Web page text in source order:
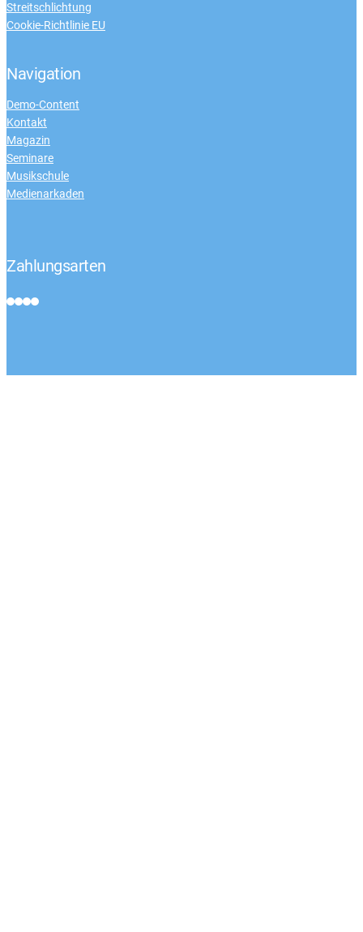
Streitschlichtung
Cookie-Richtlinie EU
Navigation
Demo-Content
Kontakt
Magazin
Seminare
Musikschule
Medienarkaden
Zahlungsarten